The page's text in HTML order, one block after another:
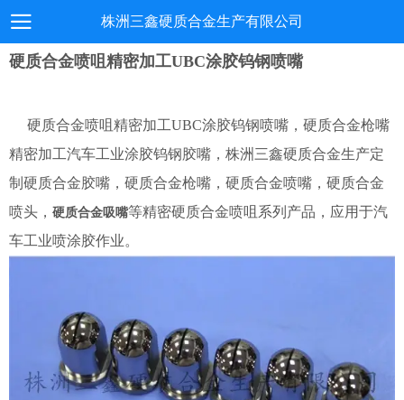
株洲三鑫硬质合金生产有限公司
硬质合金喷咀精密加工UBC涂胶钨钢喷嘴
硬质合金喷咀精密加工UBC涂胶钨钢喷嘴，硬质合金枪嘴
精密加工汽车工业涂胶钨钢胶嘴，株洲三鑫硬质合金生产定
制硬质合金胶嘴，硬质合金枪嘴，硬质合金喷嘴，硬质合金
喷头， 硬质合金吸嘴等精密硬质合金喷咀系列产品，应用于汽
车工业喷涂胶作业。